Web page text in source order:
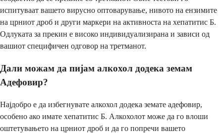
испитуваат вашето вирусно оптоварување, нивото на ензимите
на црниот дроб и други маркери на активноста на хепатитис Б.
Одлуката за прекин е високо индивидуализирана и зависи од
вашиот специфичен одговор на третманот.
Дали можам да пијам алкохол додека земам
Адефовир?
Најдобро е да избегнувате алкохол додека земате адефовир,
особено ако имате хепатитис Б. Алкохолот може да го влоши
оштетувањето на црниот дроб и да го попречи вашето